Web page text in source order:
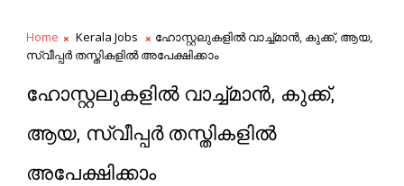
Home Kerala Jobs
ഹോസ്റ്റലുകളില്‍ വാച്ച്മാന്‍, കുക്ക്, ആയ,
സ്വീപ്പര്‍ തസ്തികളിൽ അപേക്ഷിക്കാം
ഹോസ്റ്റലുകളില്‍ വാച്ച്മാന്‍, കുക്ക്,
ആയ, സ്വീപ്പര്‍ തസ്തികളിൽ
അപേക്ഷിക്കാം